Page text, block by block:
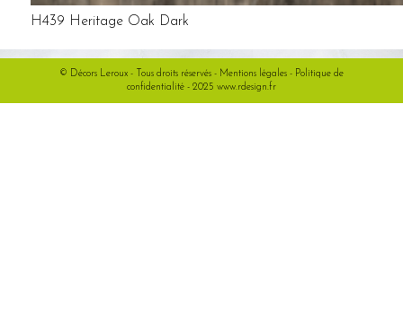
H439 Heritage Oak Dark
© Décors Leroux - Tous droits réservés - Mentions légales- Politique de
confidentialité- 2025 www.rdesign.fr